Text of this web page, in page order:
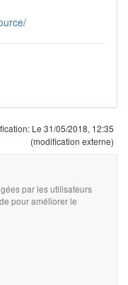
Le 31/05/2018, 12:35
(modification externe)
par les utilisateurs
pour améliorer le